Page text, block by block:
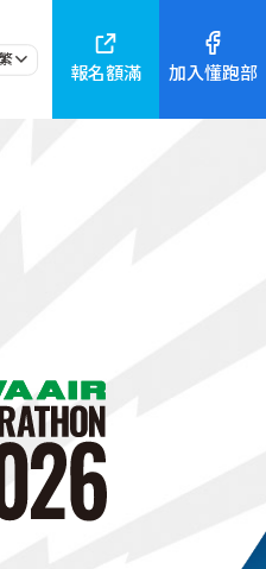
繁
報名額滿 加入懂跑部
惠折扣、抽獎活動